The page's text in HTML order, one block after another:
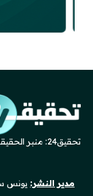
تحقيق24: منبر الحقيقة وصوت المصداقية.
مدير النشر: يونس